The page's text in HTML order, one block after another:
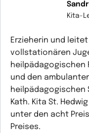
Kita-
Erzieherin und
vollstationären
heilpädagogischen
und den
heilpädagogischen
Kath. Kita St.
unter den acht
Preises.